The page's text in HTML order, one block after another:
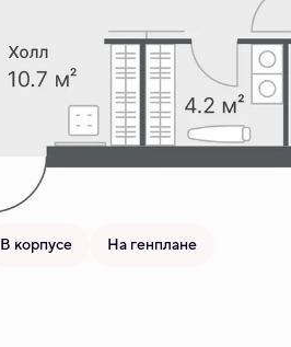
В корпусе На генплане